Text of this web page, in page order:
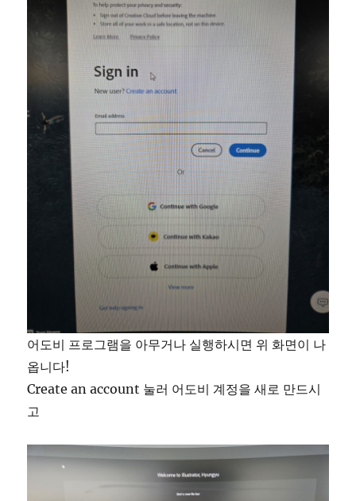
어도비 프로그램을 아무거나 실행하시면 위 화면이 나
옵니다!
Create an account 눌러 어도비 계정을 새로 만드시
고